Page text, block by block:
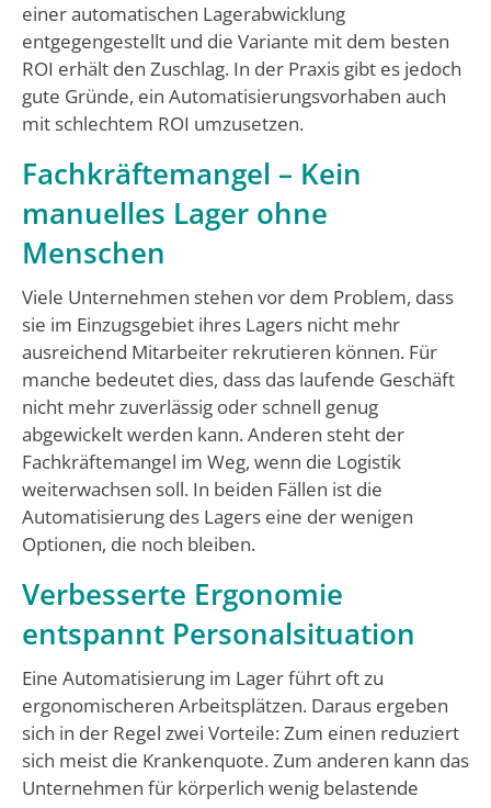
einer automatischen Lagerabwicklung
entgegengestellt und die Variante mit dem besten
ROI erhält den Zuschlag. In der Praxis gibt es jedoch
gute Gründe, ein Automatisierungsvorhaben auch
mit schlechtem ROI umzusetzen.
Fachkräftemangel – Kein
manuelles Lager ohne
Menschen
Viele Unternehmen stehen vor dem Problem, dass
sie im Einzugsgebiet ihres Lagers nicht mehr
ausreichend Mitarbeiter rekrutieren können. Für
manche bedeutet dies, dass das laufende Geschäft
nicht mehr zuverlässig oder schnell genug
abgewickelt werden kann. Anderen steht der
Fachkräftemangel im Weg, wenn die Logistik
weiterwachsen soll. In beiden Fällen ist die
Automatisierung des Lagers eine der wenigen
Optionen, die noch bleiben.
Verbesserte Ergonomie
entspannt Personalsituation
Eine Automatisierung im Lager führt oft zu
ergonomischeren Arbeitsplätzen. Daraus ergeben
sich in der Regel zwei Vorteile: Zum einen reduziert
sich meist die Krankenquote. Zum anderen kann das
Unternehmen für körperlich wenig belastende